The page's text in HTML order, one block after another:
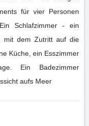
für vier Personen
Schlafzimmer - ein
mit dem Zutritt auf die
Küche, ein Esszimmer
Ein Badezimmer
aufs Meer